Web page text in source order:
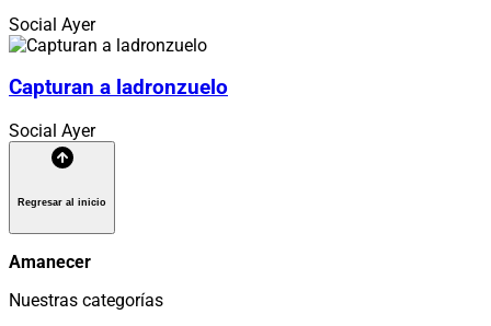
Social Ayer
Capturan a ladronzuelo
Social Ayer
Regresar al inicio
Amanecer
Nuestras categorías